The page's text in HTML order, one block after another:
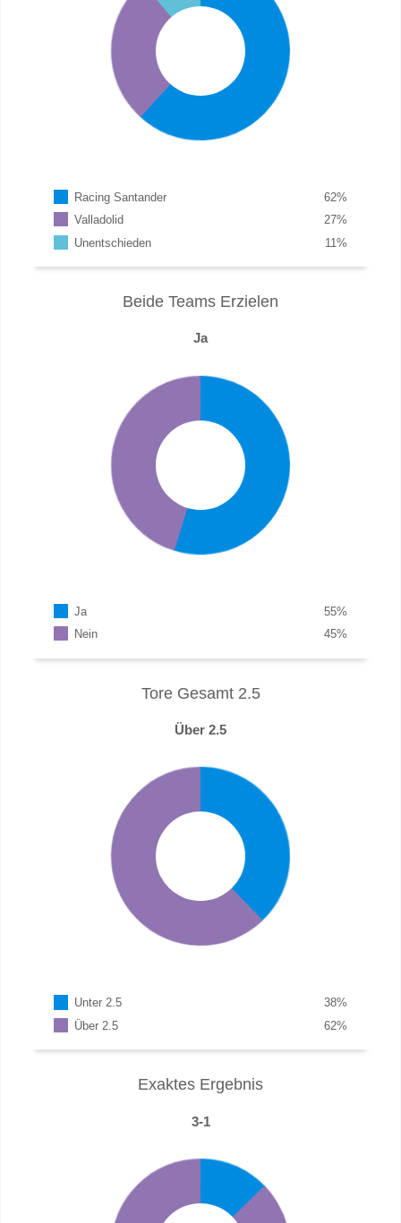
Racing Santander %
62
Valladolid
%
27
Unentschieden
%
11
Beide Teams Erzielen
Ja
Ja %
55
Nein
%
45
Tore Gesamt 2.5
Über 2.5
Unter 2.5 %
38
Über 2.5
%
62
Exaktes Ergebnis
3-1